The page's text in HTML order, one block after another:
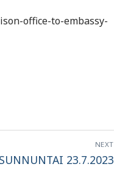
office-to-embassy-
NEXT
Next
SUNNUNTAI 23.7.2023